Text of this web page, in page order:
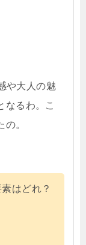
や大人の魅
なるわ。こ
。
はどれ？